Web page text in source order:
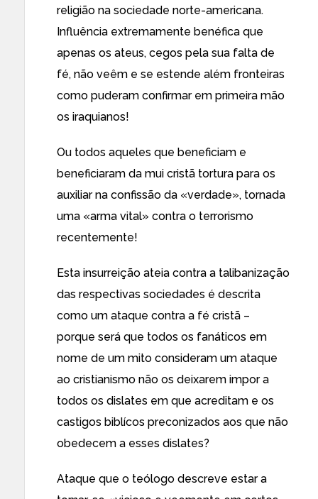
religião na sociedade norte-americana.
Influência extremamente benéfica que
apenas os ateus, cegos pela sua falta de
fé, não veêm e se estende além fronteiras
como puderam confirmar em primeira mão
os iraquianos!
Ou todos aqueles que beneficiam e
beneficiaram da mui cristã tortura para os
auxiliar na confissão da «verdade», tornada
uma «arma vital» contra o terrorismo
recentemente!
Esta insurreição ateia contra a talibanização
das respectivas sociedades é descrita
como um ataque contra a fé cristã –
porque será que todos os fanáticos em
nome de um mito consideram um ataque
ao cristianismo não os deixarem impor a
todos os dislates em que acreditam e os
castigos biblícos preconizados aos que não
obedecem a esses dislates?
Ataque que o teólogo descreve estar a